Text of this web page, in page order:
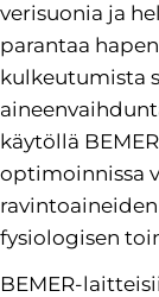
verisuonia ja
parantaa
kulkeutumista
käytöllä
optimoinnissa
fysiologisen
BEMER-